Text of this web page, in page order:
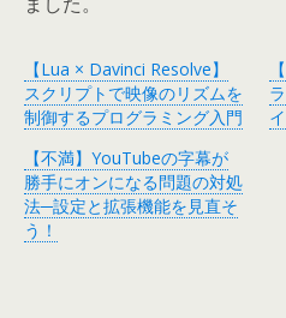
【Lua × Davinci Resolve】
スクリプトで映像のリズムを
制御するプログラミング入門
【不満】YouTubeの字幕が
勝手にオンになる問題の対処
法─設定と拡張機能を見直そ
う！